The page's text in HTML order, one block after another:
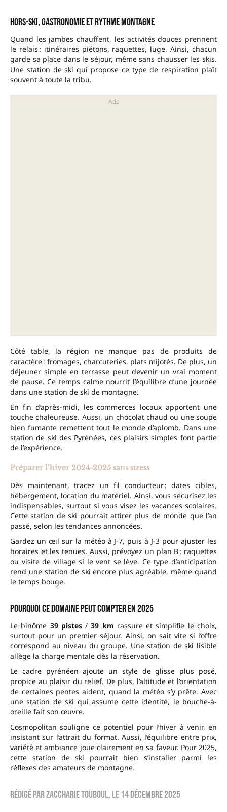
Hors-ski, gastronomie et rythme montagne
Quand les jambes chauffent, les activités douces prennent
le relais : itinéraires piétons, raquettes, luge. Ainsi, chacun
garde sa place dans le séjour, même sans chausser les skis.
Une station de ski qui propose ce type de respiration plaît
souvent à toute la tribu.
Côté table, la région ne manque pas de produits de
caractère : fromages, charcuteries, plats mijotés. De plus, un
déjeuner simple en terrasse peut devenir un vrai moment
de pause. Ce temps calme nourrit l’équilibre d’une journée
dans une station de ski de montagne.
En fin d’après-midi, les commerces locaux apportent une
touche chaleureuse. Aussi, un chocolat chaud ou une soupe
bien fumante remettent tout le monde d’aplomb. Dans une
station de ski des Pyrénées, ces plaisirs simples font partie
de l’expérience.
Préparer l’hiver 2024-2025 sans stress
Dès maintenant, tracez un fil conducteur : dates cibles,
hébergement, location du matériel. Ainsi, vous sécurisez les
indispensables, surtout si vous visez les vacances scolaires.
Cette station de ski pourrait attirer plus de monde que l’an
passé, selon les tendances annoncées.
Gardez un œil sur la météo à J-7, puis à J-3 pour ajuster les
horaires et les tenues. Aussi, prévoyez un plan B : raquettes
ou visite de village si le vent se lève. Ce type d’anticipation
rend une station de ski encore plus agréable, même quand
le temps bouge.
Pourquoi ce domaine peut compter en 2025
Le binôme 39 pistes/39 km rassure et simplifie le choix,
surtout pour un premier séjour. Ainsi, on sait vite si l’offre
correspond au niveau du groupe. Une station de ski lisible
allège la charge mentale dès la réservation.
Le cadre pyrénéen ajoute un style de glisse plus posé,
propice au plaisir du relief. De plus, l’altitude et l’orientation
de certaines pentes aident, quand la météo s’y prête. Avec
une station de ski qui assume cette identité, le bouche-à-
oreille fait son œuvre.
Cosmopolitan souligne ce potentiel pour l’hiver à venir, en
insistant sur l’attrait du format. Aussi, l’équilibre entre prix,
variété et ambiance joue clairement en sa faveur. Pour 2025,
cette station de ski pourrait bien s’installer parmi les
réflexes des amateurs de montagne.
Rédigé parzaccharie touboul, le14 décembre 2025